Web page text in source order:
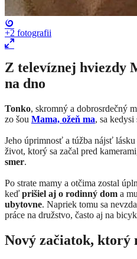
+2 fotografii
Z televíznej hviezdy
na dno
Tonko, skromný a dobrosrdečný
zo šou Mama, ožeň ma, sa kedysi
Jeho úprimnosť a túžba nájsť
život, ktorý sa začal pred
smer.
Po strate mamy a otčima zostal
keď prišiel aj o rodinný dom a
ubytovne. Napriek tomu sa
práce na družstvo, často aj na
Nový začiatok, ktorý